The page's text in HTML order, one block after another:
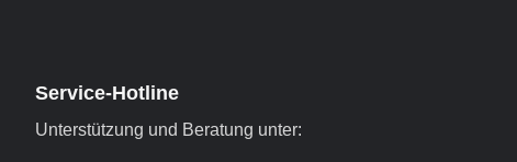
Service-Hotline
Unterstützung und Beratung unter: